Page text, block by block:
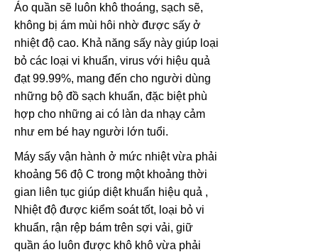
Áo quần sẽ luôn khô thoáng, sạch sẽ,
không bị ám mùi hôi nhờ được sấy ở
nhiệt độ cao. Khả năng sấy này giúp loại
bỏ các loại vi khuẩn, virus với hiệu quả
đạt 99.99%, mang đến cho người dùng
những bộ đồ sạch khuẩn, đặc biệt phù
hợp cho những ai có làn da nhạy cảm
như em bé hay người lớn tuổi.
Máy sấy vận hành ở mức nhiệt vừa phải
khoảng 56 độ C trong một khoảng thời
gian liên tục giúp diệt khuẩn hiệu quả ,
Nhiệt độ được kiểm soát tốt, loại bỏ vi
khuẩn, rận rệp bám trên sợi vải, giữ
quần áo luôn được khô khô vừa phải